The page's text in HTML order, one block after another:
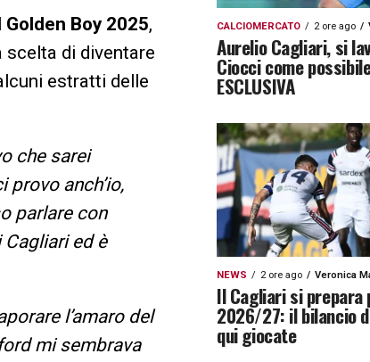
Golden Boy 2025,
scelta di diventare
estratti delle
che sarei
anch’io,
parlare con
ed è
l’amaro del
mi sembrava
CALCIOMERCATO 2 ore ago
Aurelio Cagliari, si
Ciocci come
ESCLUSIVA
NEWS 2 ore ago Veronica
Il Cagliari si
2026/27: il bilancio
qui giocate